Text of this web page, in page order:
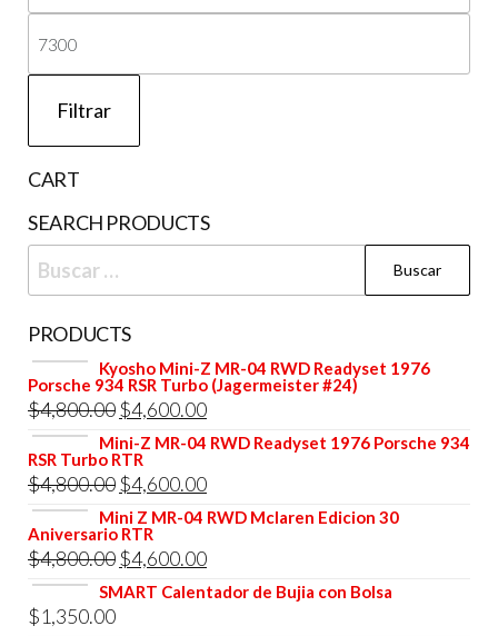
Filtrar
CART
SEARCH PRODUCTS
Buscar:
PRODUCTS
Kyosho Mini-Z MR-04 RWD Readyset 1976
Porsche 934 RSR Turbo (Jagermeister #24)
$4,800.00 El
precio
original
era:
$4,800.00.
$4,600.00El
precio
es:
$4,600.00.
Mini-Z MR-04 RWD Readyset 1976 Porsche 934
RSR Turbo RTR
$4,800.00 El
precio
original
era:
$4,800.00.
$4,600.00El
precio
es:
$4,600.00.
Mini Z MR-04 RWD Mclaren Edicion 30
Aniversario RTR
$4,800.00 El
precio
$4,600.00El
precio
SMART Calentador de Bujia con Bolsa
$1,350.00